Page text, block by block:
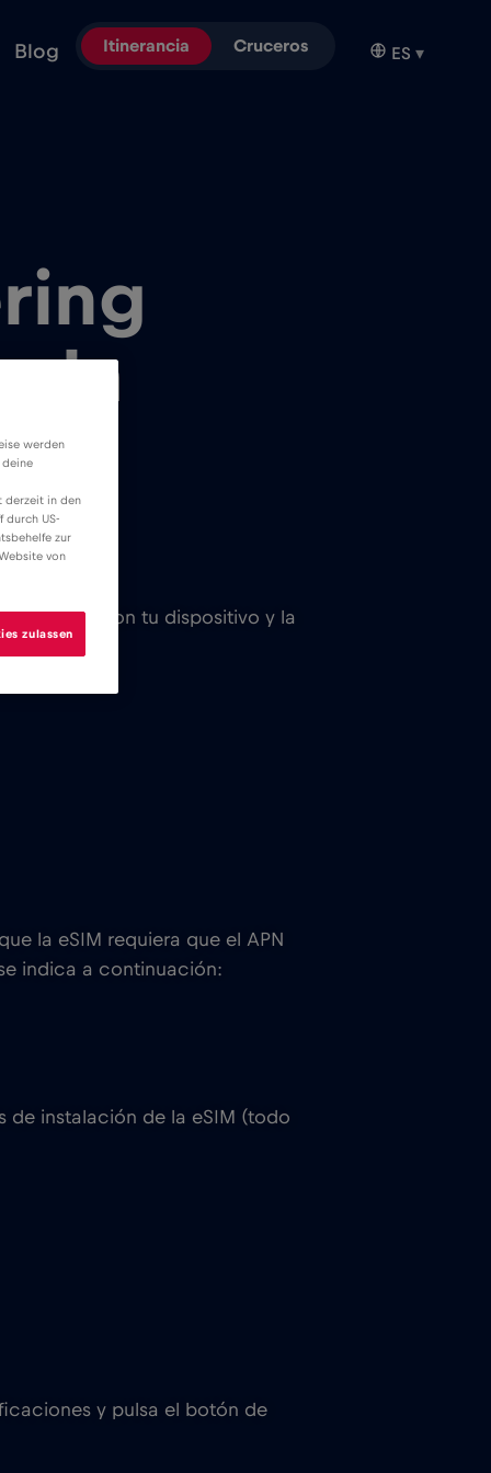
Blog Itinerancia Cruceros ES ▾
la
con tu dispositivo y la
la eSIM requiera que el APN
indica a continuación:
de instalación de la eSIM (todo
y pulsa el botón de
werden
deine
derzeit in den
durch US-
zur
von
zulassen